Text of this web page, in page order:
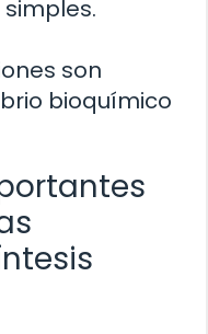
son
bioquímico